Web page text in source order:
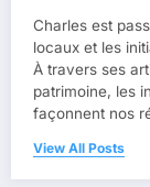
Charles est
locaux et les
À travers ses
patrimoine, les
façonnent nos
View All Posts